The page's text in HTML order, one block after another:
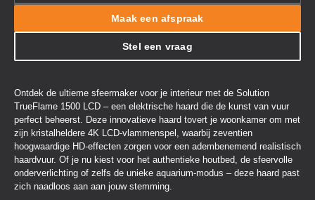
Maak een afspraak
Stel een vraag
Ontdek de ultieme sfeermaker voor je interieur met de Solution
TrueFlame 1500 LCD – een elektrische haard die de kunst van vuur
perfect beheerst. Deze innovatieve haard tovert je woonkamer om met
zijn kristalheldere 4K LCD-vlammenspel, waarbij zeventien
hoogwaardige HD-effecten zorgen voor een adembenemend realistisch
haardvuur. Of je nu kiest voor het authentieke houtbed, de sfeervolle
onderverlichting of zelfs de unieke aquarium-modus – deze haard past
zich naadloos aan aan jouw stemming.